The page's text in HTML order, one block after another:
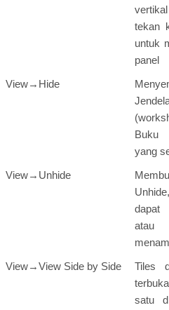
tekan
untuk
panel
View→Hide
Buku
yang
View→Unhide
dapat
atau
View→View Side by Side
Tiles
satu